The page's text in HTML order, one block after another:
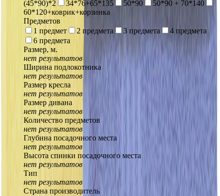
(45*90)*2
34*76+65*135 50*90
50*90 + 70*140
60*120+коврик+корзинка
Предметов
1 предмет
2 предмета 3 предмета
4 предмета
6 предмета
Размер, м.
нет результатов
Ширина подлокотника
нет результатов
Размер кресла
нет результатов
Размер дивана
нет результатов
Количество предметов
нет результатов
Глубина посадочного места
нет результатов
Высота спинки посадочного места
нет результатов
Тип
нет результатов
Страна производитель